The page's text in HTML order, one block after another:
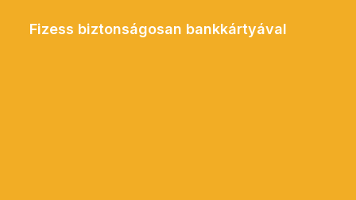
Fizess biztonságosan bankkártyával